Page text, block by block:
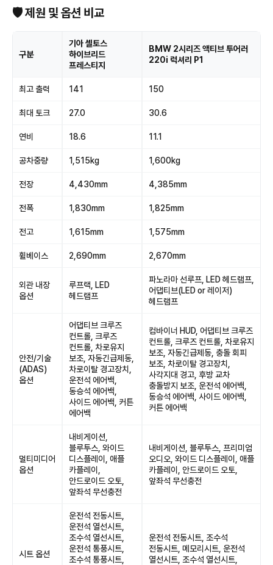
🛡 제원 및 옵션 비교
구분
기아 셀토스
하이브리드
프레스티지
BMW 2시리즈 액티브 투어러
220i 럭셔리 P1
최고 출력 141 150
최대 토크 27.0 30.6
연비 18.6 11.1
공차중량 1,515kg 1,600kg
전장 4,430mm 4,385mm
전폭 1,830mm 1,825mm
전고 1,615mm 1,575mm
휠베이스 2,690mm 2,670mm
외관 내장
옵션
루프랙, LED
헤드램프
파노라마 선루프, LED 헤드램프,
어댑티브(LED or 레이저)
헤드램프
안전/기술
(ADAS)
옵션
어댑티브 크루즈
컨트롤, 크루즈
컨트롤, 차로유지
보조, 자동긴급제동,
차로이탈 경고장치,
운전석 에어백,
동승석 에어백,
사이드 에어백, 커튼
에어백
컴바이너 HUD, 어댑티브 크루즈
컨트롤, 크루즈 컨트롤, 차로유지
보조, 자동긴급제동, 충돌 회피
보조, 차로이탈 경고장치,
사각지대 경고, 후방 교차
충돌방지 보조, 운전석 에어백,
동승석 에어백, 사이드 에어백,
커튼 에어백
멀티미디어
옵션
내비게이션,
블루투스, 와이드
디스플레이, 애플
카플레이,
안드로이드 오토,
앞좌석 무선충전
내비게이션, 블루투스, 프리미엄
오디오, 와이드 디스플레이, 애플
카플레이, 안드로이드 오토,
앞좌석 무선충전
시트 옵션
운전석 전동시트,
운전석 열선시트,
조수석 열선시트,
운전석 통풍시트,
조수석 통풍시트,
운전석 전동시트, 조수석
전동시트, 메모리시트, 운전석
열선시트, 조수석 열선시트,